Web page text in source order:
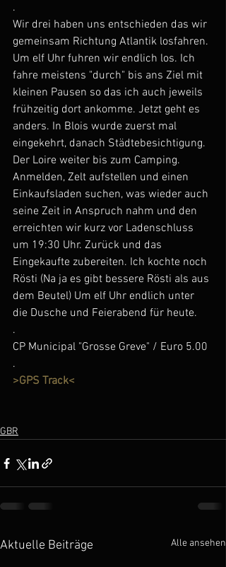
.
Wir drei haben uns entschieden das wir
gemeinsam Richtung Atlantik losfahren.
Um elf Uhr fuhren wir endlich los. Ich
fahre meistens "durch" bis ans Ziel mit
kleinen Pausen so das ich auch jeweils
frühzeitig dort ankomme. Jetzt geht es
anders. In Blois wurde zuerst mal
eingekehrt, danach Städtebesichtigung.
Der Loire weiter bis zum Camping.
Anmelden, Zelt aufstellen und einen
Einkaufsladen suchen, was wieder auch
seine Zeit in Anspruch nahm und den
erreichten wir kurz vor Ladenschluss
um 19:30 Uhr. Zurück und das
Eingekaufte zubereiten. Ich kochte noch
Rösti (Na ja es gibt bessere Rösti als aus
dem Beutel) Um elf Uhr endlich unter
die Dusche und Feierabend für heute.
.
CP Municipal "Grosse Greve" / Euro 5.00
.
>GPS Track<
GBR
Aktuelle Beiträge Alle ansehen